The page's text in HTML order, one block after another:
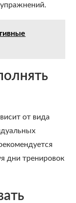
от вида
дни тренировок